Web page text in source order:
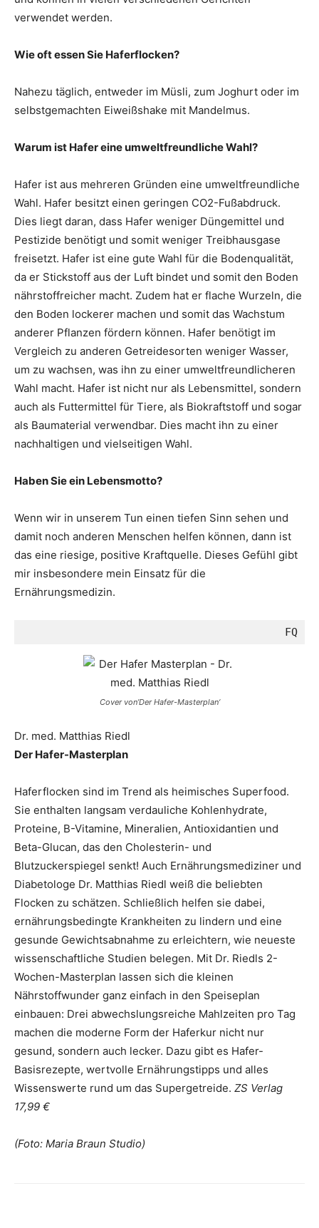
verwendet werden.
Wie oft essen Sie Haferflocken?
Nahezu täglich, entweder im Müsli, zum Joghurt oder im
selbstgemachten Eiweißshake mit Mandelmus.
Warum ist Hafer eine umweltfreundliche Wahl?
Hafer ist aus mehreren Gründen eine umweltfreundliche
Wahl. Hafer besitzt einen geringen CO2-Fußabdruck.
Dies liegt daran, dass Hafer weniger Düngemittel und
Pestizide benötigt und somit weniger Treibhausgase
freisetzt. Hafer ist eine gute Wahl für die Bodenqualität,
da er Stickstoff aus der Luft bindet und somit den Boden
nährstoffreicher macht. Zudem hat er flache Wurzeln, die
den Boden lockerer machen und somit das Wachstum
anderer Pflanzen fördern können. Hafer benötigt im
Vergleich zu anderen Getreidesorten weniger Wasser,
um zu wachsen, was ihn zu einer umweltfreundlicheren
Wahl macht. Hafer ist nicht nur als Lebensmittel, sondern
auch als Futtermittel für Tiere, als Biokraftstoff und sogar
als Baumaterial verwendbar. Dies macht ihn zu einer
nachhaltigen und vielseitigen Wahl.
Haben Sie ein Lebensmotto?
Wenn wir in unserem Tun einen tiefen Sinn sehen und
damit noch anderen Menschen helfen können, dann ist
das eine riesige, positive Kraftquelle. Dieses Gefühl gibt
mir insbesondere mein Einsatz für die
Ernährungsmedizin.
FQ
Cover von’Der Hafer-Masterplan‘
Dr. med. Matthias Riedl
Der Hafer-Masterplan
Haferflocken sind im Trend als heimisches Superfood.
Sie enthalten langsam verdauliche Kohlenhydrate,
Proteine, B-Vitamine, Mineralien, Antioxidantien und
Beta-Glucan, das den Cholesterin- und
Blutzuckerspiegel senkt! Auch Ernährungsmediziner und
Diabetologe Dr. Matthias Riedl weiß die beliebten
Flocken zu schätzen. Schließlich helfen sie dabei,
ernährungsbedingte Krankheiten zu lindern und eine
gesunde Gewichtsabnahme zu erleichtern, wie neueste
wissenschaftliche Studien belegen. Mit Dr. Riedls 2-
Wochen-Masterplan lassen sich die kleinen
Nährstoffwunder ganz einfach in den Speiseplan
einbauen: Drei abwechslungsreiche Mahlzeiten pro Tag
machen die moderne Form der Haferkur nicht nur
gesund, sondern auch lecker. Dazu gibt es Hafer-
Basisrezepte, wertvolle Ernährungstipps und alles
Wissenswerte rund um das Supergetreide. ZS Verlag
17,99 €
(Foto: Maria Braun Studio)